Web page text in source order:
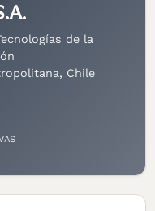
de la
Chile